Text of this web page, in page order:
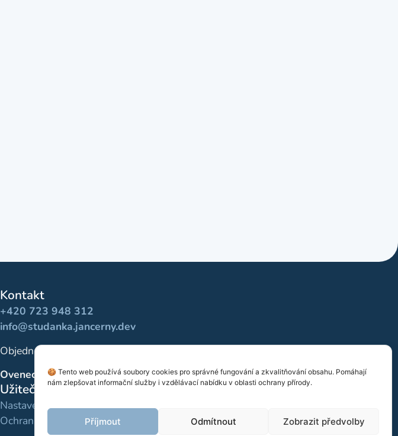
🍪 Tento web používá soubory cookies pro správné fungování a zkvalitňování obsahu. Pomáhají
nám zlepšovat informační služby i vzdělávací nabídku v oblasti ochrany přírody.
Příjmout Odmítnout Zobrazit předvolby
Kontakt
+420 723 948 312
info@studanka.jancerny.dev
Objednávky pro školy:
Ovenecká 332/38, Praha 7
Užitečné odkazy
Nastavení cookies
Ochrana osobních údajů